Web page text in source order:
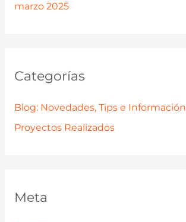
marzo 2025
Categorías
Blog: Novedades, Tips e Información
Proyectos Realizados
Meta